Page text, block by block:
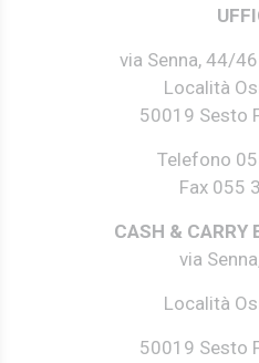
via Senna, 44/
Località
50019 Sesto
Telefono
Fax 055
CASH & CARRY
via
Località
50019 Sesto